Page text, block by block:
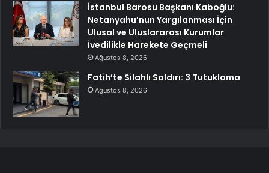
İstanbul Barosu Başkanı Kaboğlu:
Netanyahu’nun Yargılanması İçin
Ulusal ve Uluslararası Kurumlar
İvedilikle Harekete Geçmeli
Ağustos 8, 2026
Fatih’te Silahlı Saldırı: 3 Tutuklama
Ağustos 8, 2026